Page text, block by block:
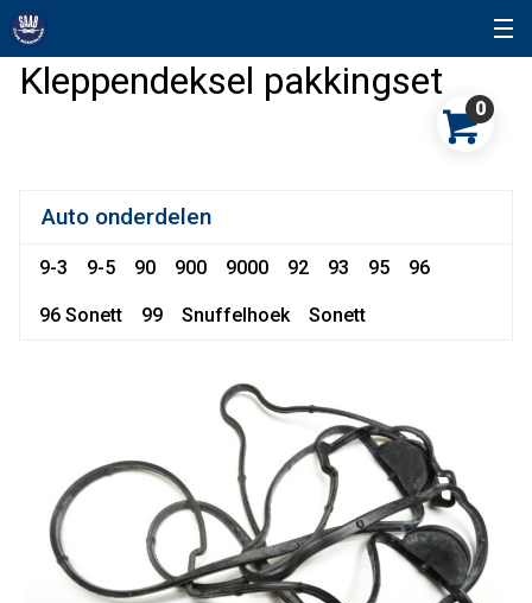
Kleppendeksel pakkingset
0
Auto onderdelen
9-3 9-5 90 900 9000 92 93 95 96
96 Sonett 99 Snuffelhoek Sonett